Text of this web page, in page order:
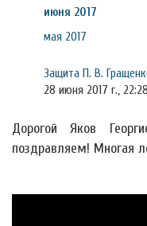
июня 2017
мая 2017
Защита П. В.
28 июня 2017 г., 22:28
Дорогой Яков
поздравляем! Многая